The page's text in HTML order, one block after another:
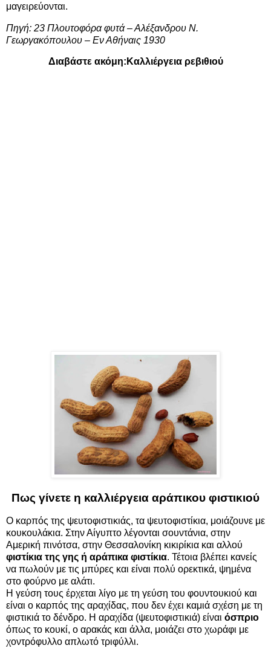
μαγειρεύονται.
Πηγή: 23 Πλουτοφόρα φυτά – Αλέξανδρου Ν.
Γεωργακόπουλου – Εν Αθήναις 1930
Διαβάστε ακόμη: Καλλιέργεια ρεβιθιού
Πως γίνετε η καλλιέργεια αράπικου φιστικιού
Ο καρπός της ψευτοφιστικιάς, τα ψευτοφιστίκια, μοιάζουνε με
κουκουλάκια. Στην Αίγυπτο λέγονται σουντάνια, στην
Αμερική πινότσα, στην Θεσσαλονίκη κικιρίκια και αλλού
φιστίκια της γης ή αράπικα φιστίκια. Τέτοια βλέπει κανείς
να πωλούν με τις μπύρες και είναι πολύ ορεκτικά, ψημένα
στο φούρνο με αλάτι.
Η γεύση τους έρχεται λίγο με τη γεύση του φουντουκιού και
είναι ο καρπός της αραχίδας, που δεν έχει καμιά σχέση με τη
φιστικιά το δένδρο. Η αραχίδα (ψευτοφιστικιά) είναι όσπριο
όπως το κουκί, ο αρακάς και άλλα, μοιάζει στο χωράφι με
χοντρόφυλλο απλωτό τριφύλλι.